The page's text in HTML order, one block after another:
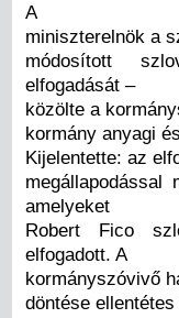
A
miniszterelnök a
módosított
elfogadását –
közölte a
kormány anyagi
Kijelentette: az
amelyeket
Robert Fico
elfogadott. A
kormányszóvivő
döntése